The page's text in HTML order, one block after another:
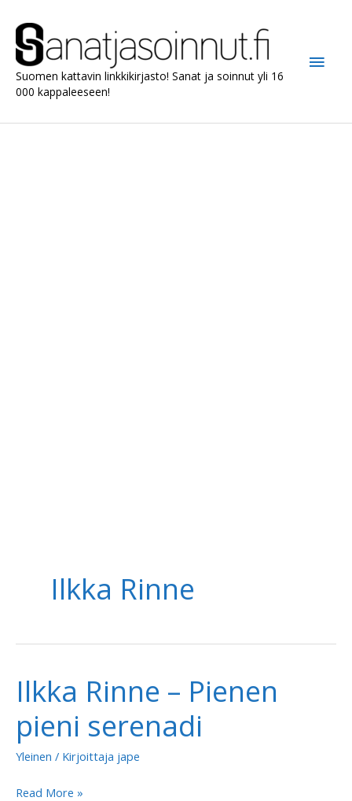
sisältöön
Suomen kattavin linkkikirjasto! Sanat ja soinnut yli 16
000 kappaleeseen!
Ilkka Rinne
Ilkka Rinne – Pienen
pieni serenadi
Yleinen / Kirjoittaja jape
Ilkka
Read More »